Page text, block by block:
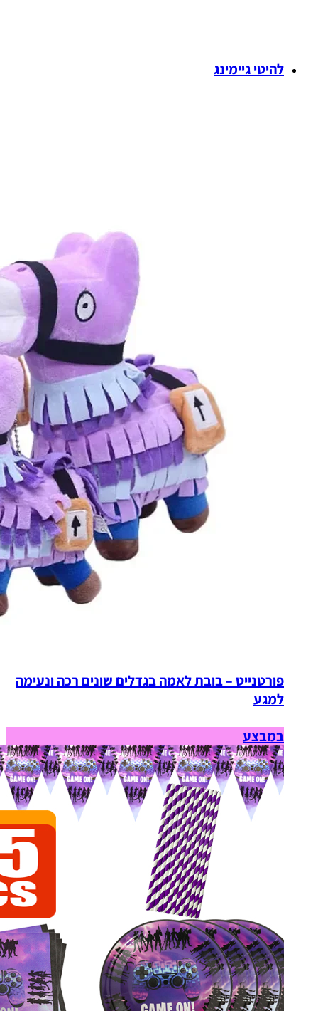
להיטי גיימינג
פורטנייט – בובת לאמה בגדלים שונים רכה ונעימה
למגע
במבצע